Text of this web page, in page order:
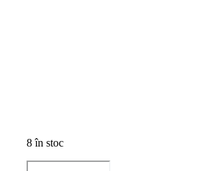
8 în stoc